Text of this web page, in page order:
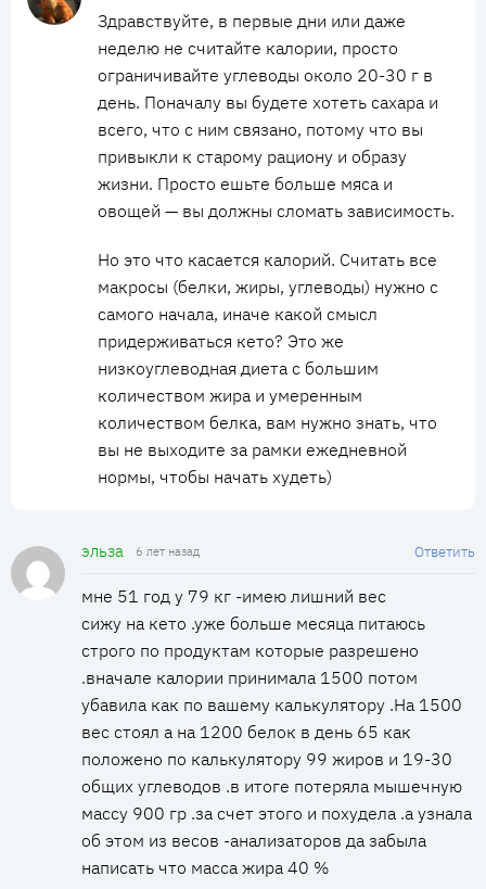
Здравствуйте, в первые дни или даже
неделю не считайте калории, просто
ограничивайте углеводы около 20-30 г в
день. Поначалу вы будете хотеть сахара и
всего, что с ним связано, потому что вы
привыкли к старому рациону и образу
жизни. Просто ешьте больше мяса и
овощей — вы должны сломать зависимость.
Но это что касается калорий. Считать все
макросы (белки, жиры, углеводы) нужно с
самого начала, иначе какой смысл
придерживаться кето? Это же
низкоуглеводная диета с большим
количеством жира и умеренным
количеством белка, вам нужно знать, что
вы не выходите за рамки ежедневной
нормы, чтобы начать худеть)
эльза 6 лет назад Ответить
мне 51 год у 79 кг -имею лишний вес
сижу на кето .уже больше месяца питаюсь
строго по продуктам которые разрешено
.вначале калории принимала 1500 потом
убавила как по вашему калькулятору .На 1500
вес стоял а на 1200 белок в день 65 как
положено по калькулятору 99 жиров и 19-30
общих углеводов .в итоге потеряла мышечную
массу 900 гр .за счет этого и похудела .а узнала
об этом из весов -анализаторов да забыла
написать что масса жира 40 %